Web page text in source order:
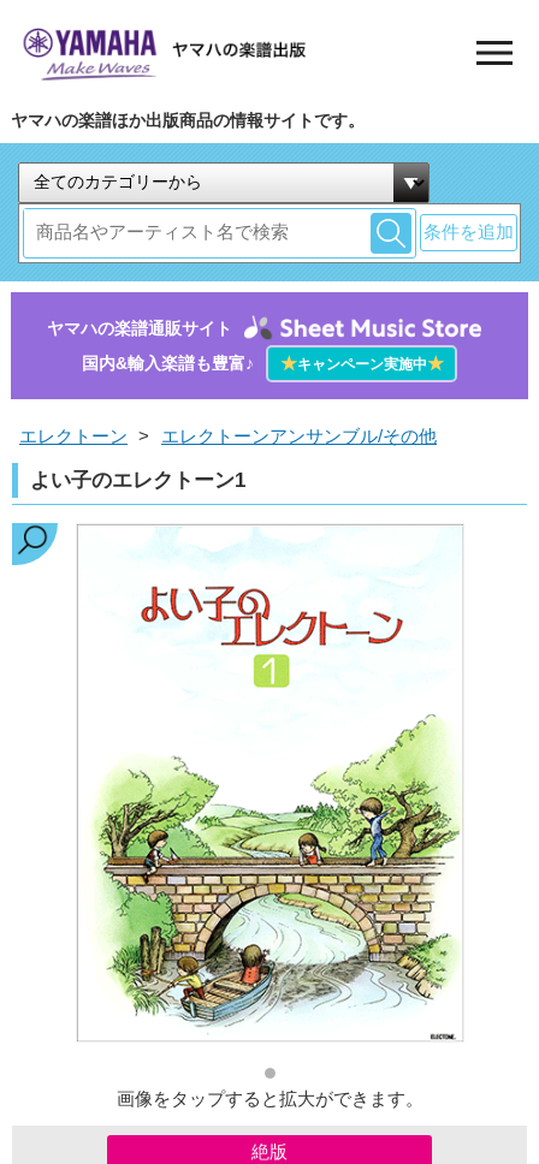
ヤマハの楽譜ほか出版商品の情報サイトです。
条件を追加
ヤマハの楽譜通販サイト
国内&輸入楽譜も豊富♪
★キャンペーン実施中★
エレクトーン > エレクトーンアンサンブル/その他
よい子のエレクトーン1
画像をタップすると拡大ができます。
絶版